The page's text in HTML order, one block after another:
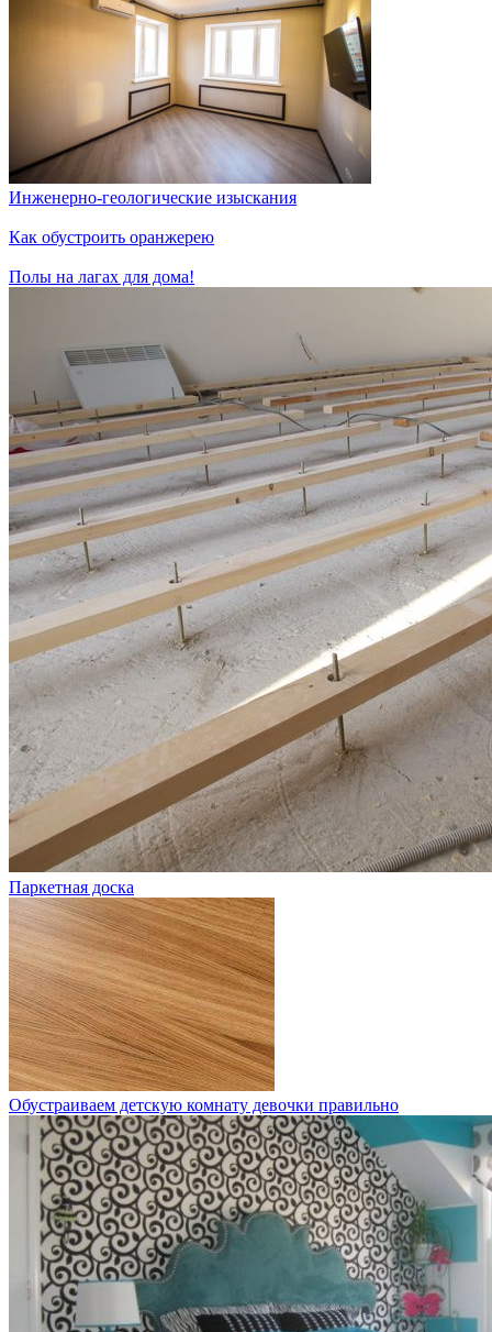
Инженерно-геологические изыскания
Как обустроить оранжерею
Полы на лагах для дома!
Паркетная доска
Обустраиваем детскую комнату девочки правильно